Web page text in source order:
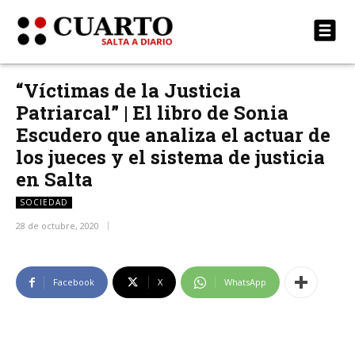
“Víctimas de la Justicia
Patriarcal” | El libro de Sonia
Escudero que analiza el actuar de
los jueces y el sistema de justicia
en Salta
SOCIEDAD
28 de octubre, 2020
Facebook X WhatsApp